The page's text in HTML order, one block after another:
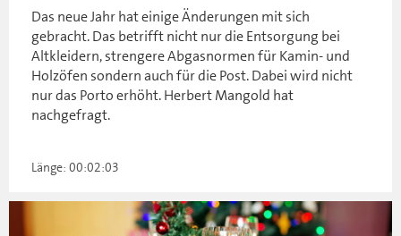
Das neue Jahr hat einige Änderungen mit sich
gebracht. Das betrifft nicht nur die Entsorgung bei
Altkleidern, strengere Abgasnormen für Kamin- und
Holzöfen sondern auch für die Post. Dabei wird nicht
nur das Porto erhöht. Herbert Mangold hat
nachgefragt.
Länge: 00:02:03